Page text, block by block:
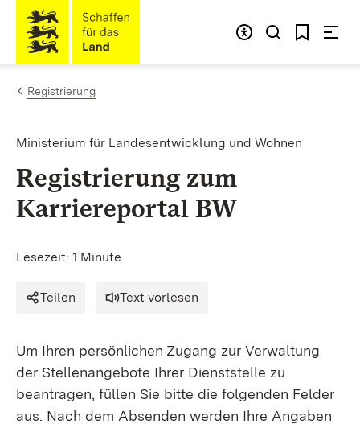
Zum Inhalt springen
Link zur Startseite
Registrierung
Ministerium für Landesentwicklung und Wohnen
Registrierung zum
Karriereportal BW
Lesezeit: 1 Minute
Teilen Text vorlesen
Um Ihren persönlichen Zugang zur Verwaltung
der Stellenangebote Ihrer Dienststelle zu
beantragen, füllen Sie bitte die folgenden Felder
aus. Nach dem Absenden werden Ihre Angaben